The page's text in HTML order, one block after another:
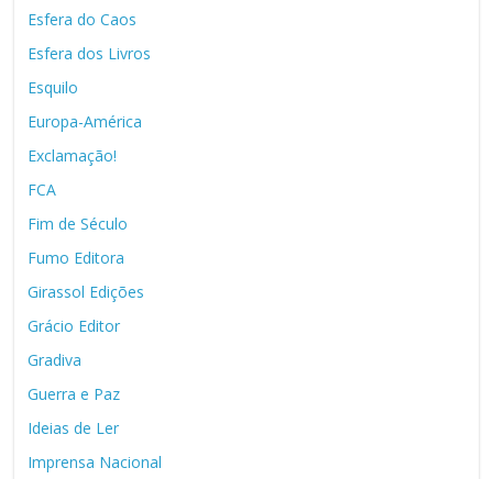
Esfera do Caos
Esfera dos Livros
Esquilo
Europa-América
Exclamação!
FCA
Fim de Século
Fumo Editora
Girassol Edições
Grácio Editor
Gradiva
Guerra e Paz
Ideias de Ler
Imprensa Nacional